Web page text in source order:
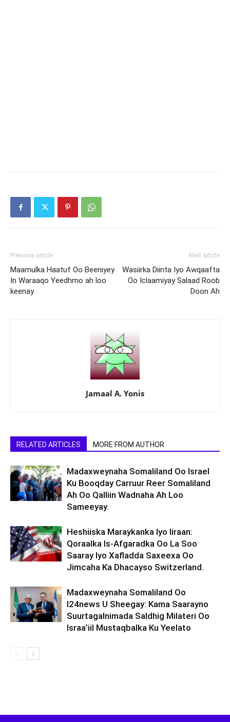
Previous article
Maamulka Haatuf Oo Beeniyey
In Waraaqo Yeedhmo ah loo
keenay
Next article
Wasiirka Diinta Iyo Awqaafta
Oo Iclaamiyay Salaad Roob
Doon Ah
Jamaal A. Yonis
RELATED ARTICLES MORE FROM AUTHOR
Madaxweynaha Somaliland Oo Israel
Ku Booqday Carruur Reer Somaliland
Ah Oo Qalliin Wadnaha Ah Loo
Sameeyay.
Heshiiska Maraykanka Iyo Iiraan:
Qoraalka Is-Afgaradka Oo La Soo
Saaray Iyo Xafladda Saxeexa Oo
Jimcaha Ka Dhacayso Switzerland.
Madaxweynaha Somaliland Oo
I24news U Sheegay: Kama Saarayno
Suurtagalnimada Saldhig Milateri Oo
Israa’iil Mustaqbalka Ku Yeelato